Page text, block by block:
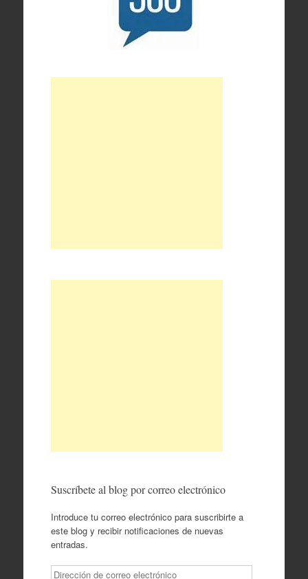
Suscríbete al blog por correo electrónico
Introduce tu correo electrónico para suscribirte a
este blog y recibir notificaciones de nuevas
entradas.
Dirección